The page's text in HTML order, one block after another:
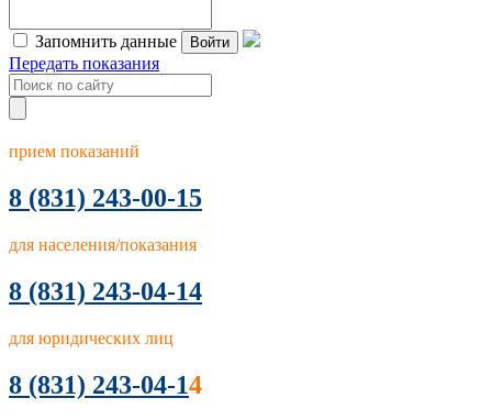
Запомнить данные Войти
Передать показания
прием показаний
8 (831) 243-00-15
для населения/показания
8 (831) 243-04-14
для юридических лиц
8 (831) 243-04-14